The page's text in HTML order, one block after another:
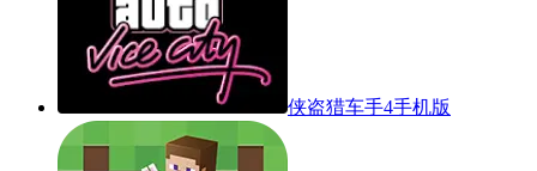
侠盗猎车手4手机版